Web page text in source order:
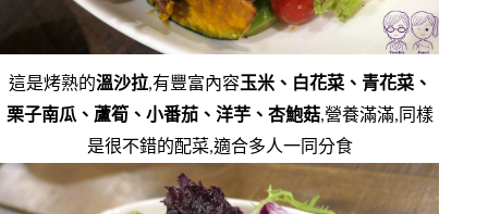
這是烤熟的溫沙拉,有豐富內容玉米、白花菜、青花菜、
栗子南瓜、蘆筍、小番茄、洋芋、杏鮑菇,營養滿滿,同樣
是很不錯的配菜,適合多人一同分食